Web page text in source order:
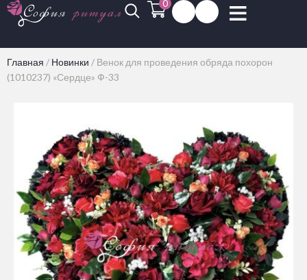
0
Главная / Новинки / Венок для проведения обряда похорон
(1010237) «Сердце» Ф-33